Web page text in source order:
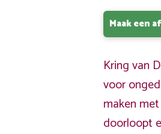
Maak een
Kring van
voor
maken
doorloopt